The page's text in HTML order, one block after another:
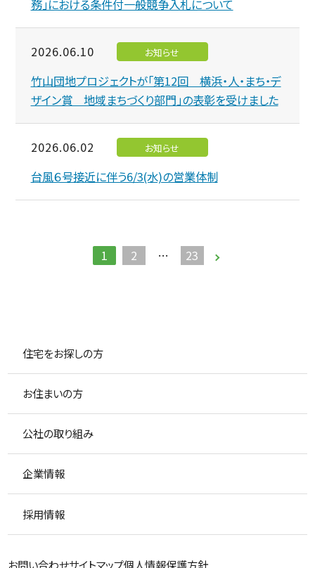
務」における条件付一般競争入札について
2026.06.10 お知らせ
竹山団地プロジェクトが「第12回 横浜・人・まち・デ
ザイン賞 地域まちづくり部門」の表彰を受けました
2026.06.02 お知らせ
台風６号接近に伴う6/3(水)の営業体制
1 2 … 23
住宅をお探しの方
お住まいの方
公社の取り組み
企業情報
採用情報
お問い合わせサイトマップ個人情報保護方針